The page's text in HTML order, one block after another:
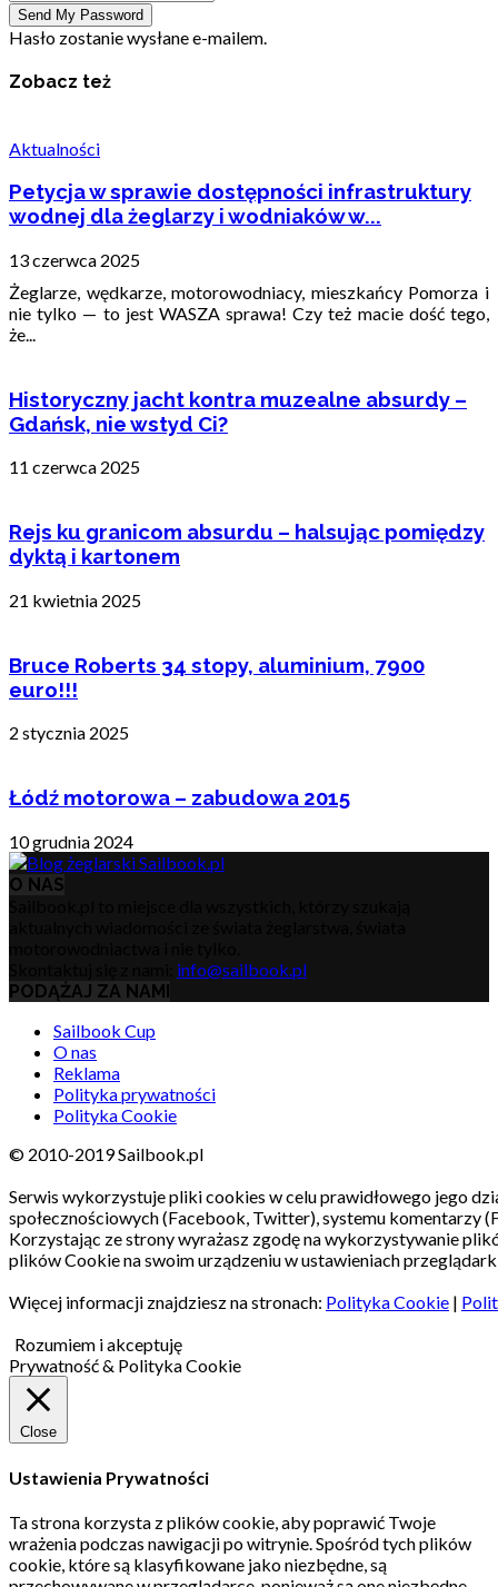
Hasło zostanie wysłane e-mailem.
Zobacz też
Aktualności
Petycja w sprawie dostępności infrastruktury
wodnej dla żeglarzy i wodniaków w...
13 czerwca 2025
Żeglarze, wędkarze, motorowodniacy, mieszkańcy Pomorza i
nie tylko — to jest WASZA sprawa! Czy też macie dość tego,
że...
Historyczny jacht kontra muzealne absurdy –
Gdańsk, nie wstyd Ci?
11 czerwca 2025
Rejs ku granicom absurdu – halsując pomiędzy
dyktą i kartonem
21 kwietnia 2025
Bruce Roberts 34 stopy, aluminium, 7900
euro!!!
2 stycznia 2025
Łódź motorowa – zabudowa 2015
10 grudnia 2024
O NAS
info@sailbook.pl
PODĄŻAJ ZA NAMI
Sailbook Cup
O nas
Reklama
Polityka prywatności
Polityka Cookie
© 2010-2019 Sailbook.pl
Serwis wykorzystuje pliki cookies w celu prawidłowego jego
społecznościowych (Facebook, Twitter), systemu komentarzy
Korzystając ze strony wyrażasz zgodę na wykorzystywanie
plików Cookie na swoim urządzeniu w ustawieniach
Więcej informacji znajdziesz na stronach: Polityka Cookie |
Rozumiem i akceptuję
Prywatność & Polityka Cookie
Close
Ustawienia Prywatności
Ta strona korzysta z plików cookie, aby poprawić Twoje
wrażenia podczas nawigacji po witrynie.Spośród tych plików
cookie, które są klasyfikowane jako niezbędne, są